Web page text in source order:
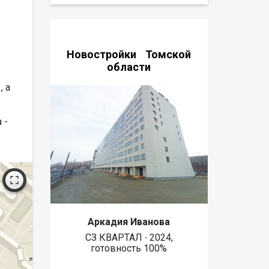
а
-
Новостройки Томской
области
Аркадия Иванова
СЗ КВАРТАЛ ∙ 2024,
готовность 100%